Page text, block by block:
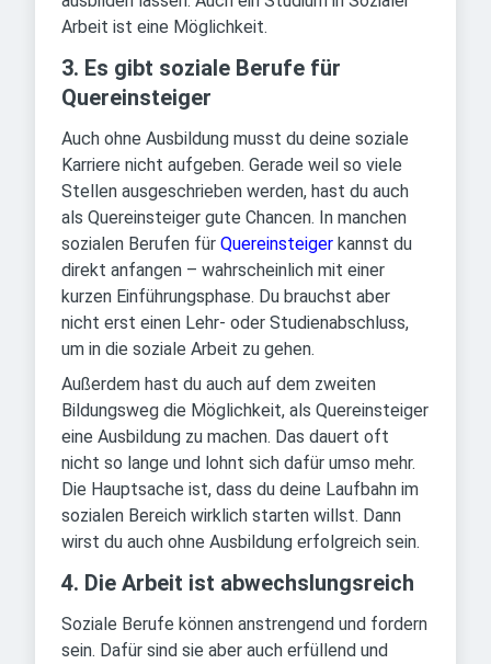
Arbeit ist eine Möglichkeit.
3. Es gibt soziale Berufe für
Quereinsteiger
Auch ohne Ausbildung musst du deine soziale
Karriere nicht aufgeben. Gerade weil so viele
Stellen ausgeschrieben werden, hast du auch
als Quereinsteiger gute Chancen. In manchen
sozialen Berufen für Quereinsteiger kannst du
direkt anfangen – wahrscheinlich mit einer
kurzen Einführungsphase. Du brauchst aber
nicht erst einen Lehr- oder Studienabschluss,
um in die soziale Arbeit zu gehen.
Außerdem hast du auch auf dem zweiten
Bildungsweg die Möglichkeit, als Quereinsteiger
eine Ausbildung zu machen. Das dauert oft
nicht so lange und lohnt sich dafür umso mehr.
Die Hauptsache ist, dass du deine Laufbahn im
sozialen Bereich wirklich starten willst. Dann
wirst du auch ohne Ausbildung erfolgreich sein.
4. Die Arbeit ist abwechslungsreich
Soziale Berufe können anstrengend und fordern
sein. Dafür sind sie aber auch erfüllend und